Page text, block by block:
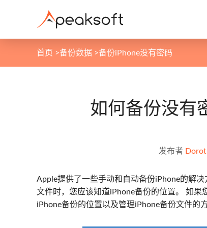
首页 >备份数据 >备份iPhone没有密码
如何备份没有
发布者
Apple提供了一些手动和自动备份iPhone的解
文件时，您应该知道iPhone备份的位置。 如
iPhone备份的位置以及管理iPhone备份文件的方